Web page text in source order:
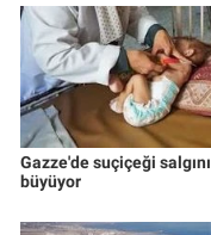
Gazze'de suçiçeği salgını
büyüyor